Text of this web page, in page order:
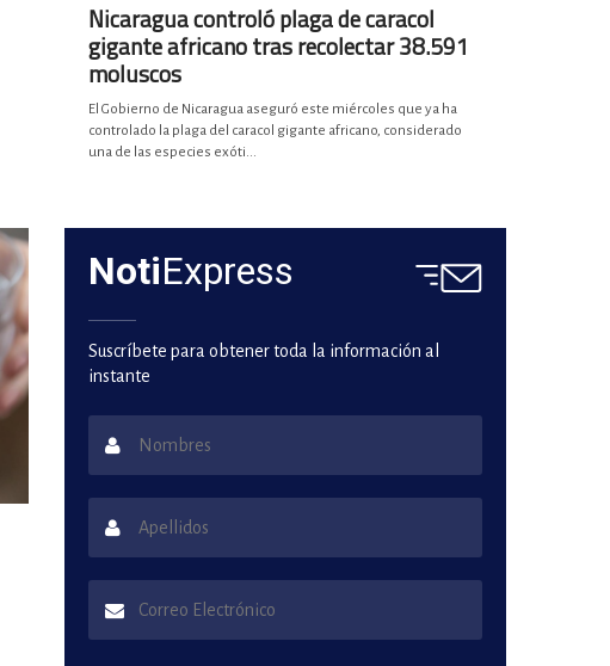
Nicaragua controló plaga de caracol
gigante africano tras recolectar 38.591
moluscos
El Gobierno de Nicaragua aseguró este miércoles que ya ha
controlado la plaga del caracol gigante africano, considerado
una de las especies exóti...
NotiExpress
Suscríbete para obtener toda la información al
instante